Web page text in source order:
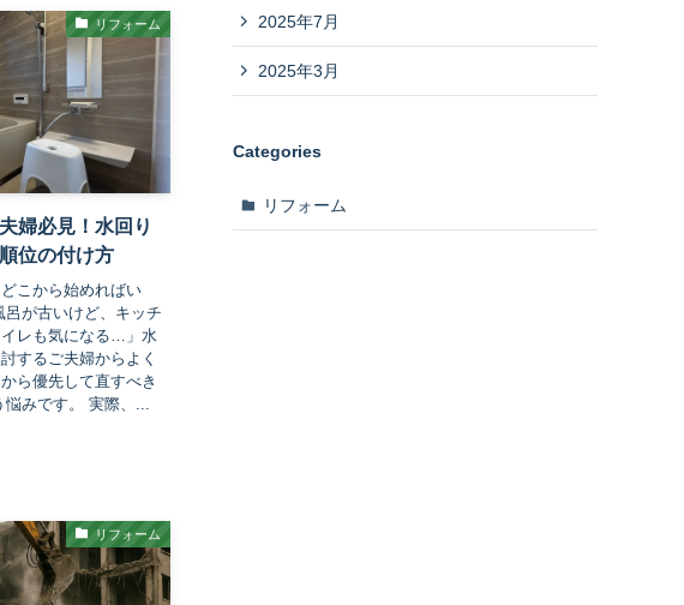
リフォーム
婦必見！水回り
位の付け方
こから始めればい
が古いけど、キッチ
レも気になる…」水
するご夫婦からよく
ら優先して直すべき
みです。 実際、...
リフォーム
2025年7月
2025年3月
Categories
リフォーム